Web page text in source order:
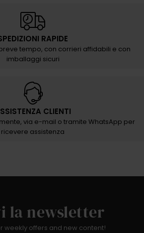
RAPIDE
tempo, con corrieri affidabili e con
imballaggi sicuri
CLIENTI
via e-mail o tramite WhatsApp per
ricevere assistenza
la newsletter
weekly offers and new content!